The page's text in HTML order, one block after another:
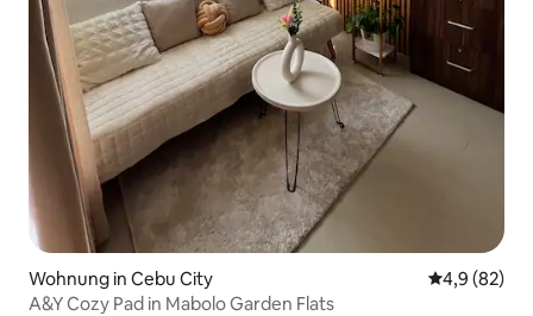
Wohnung in Cebu City
4,9 (82)
A&Y Cozy Pad in Mabolo Garden Flats